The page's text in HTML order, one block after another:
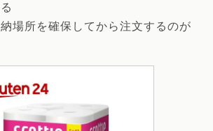
場所を確保してから注文するのが